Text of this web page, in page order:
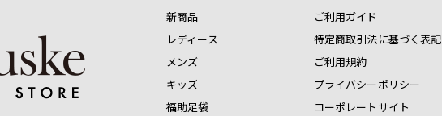
新商品
レディース
メンズ
キッズ
福助足袋
ご利用ガイド
特定商取引法に基づく表記
ご利用規約
プライバシーポリシー
コーポレートサイト